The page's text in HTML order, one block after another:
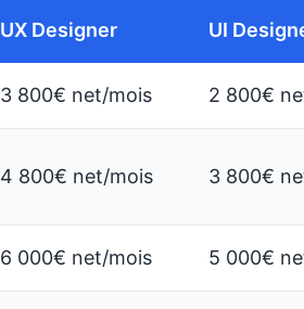
UX Designer UI
3 800€ net/mois 2 800€
4 800€ net/mois 3 800€
6 000€ net/mois 5 000€